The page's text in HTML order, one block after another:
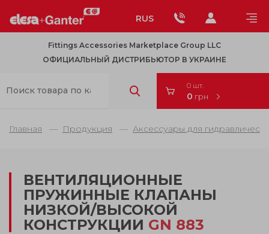
RUS
Fittings Accessories Marketplace Group LLC
ОФИЦИАЛЬНЫЙ ДИСТРИБЬЮТОР В УКРАИНЕ
0 шт.
0 грн
Главная Продукция Аксессуары для
ВЕНТИЛЯЦИОННЫЕ
ПРУЖИННЫЕ КЛАПАНЫ
НИЗКОЙ/ВЫСОКОЙ
КОНСТРУКЦИИ GN 883